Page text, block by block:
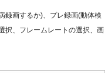
録画するか)、プレ録画(動体検
択、フレームレートの選択、画